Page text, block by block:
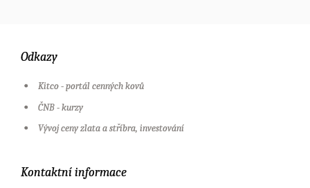
Odkazy
Kitco - portál cenných kovů
ČNB - kurzy
Vývoj ceny zlata a stříbra, investování
Kontaktní informace